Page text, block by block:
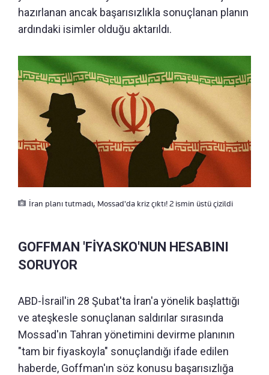
hazırlanan ancak başarısızlıkla sonuçlanan planın
ardındaki isimler olduğu aktarıldı.
İran planı tutmadı, Mossad'da kriz çıktı! 2 ismin üstü çizildi
GOFFMAN 'FİYASKO'NUN HESABINI
SORUYOR
ABD-İsrail'in 28 Şubat'ta İran'a yönelik başlattığı
ve ateşkesle sonuçlanan saldırılar sırasında
Mossad'ın Tahran yönetimini devirme planının
"tam bir fiyaskoyla" sonuçlandığı ifade edilen
haberde, Goffman'ın söz konusu başarısızlığa